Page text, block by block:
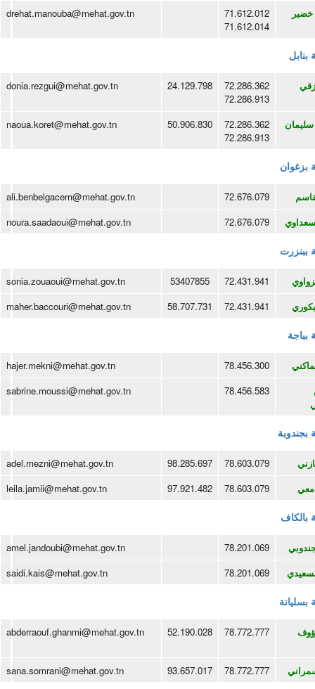
خضير
71.612.012
71.612.014
drehat.manouba@mehat.gov.tn
بنابل
72.286.362
72.286.913
24.129.798
donia.rezgui@mehat.gov.tn
72.286.362
72.286.913
50.906.830
naoua.koret@mehat.gov.tn
بزغوان
72.676.079
ali.benbelgacem@mehat.gov.tn
72.676.079
noura.saadaoui@mehat.gov.tn
ببنزرت
72.431.941
53407855
sonia.zouaoui@mehat.gov.tn
72.431.941
58.707.731
maher.baccouri@mehat.gov.tn
بباجة
78.456.300
hajer.mekni@mehat.gov.tn
78.456.583
sabrine.moussi@mehat.gov.tn
بجندوبة
78.603.079
98.285.697
adel.mezni@mehat.gov.tn
78.603.079
97.921.482
leila.jamii@mehat.gov.tn
بالكاف
78.201.069
amel.jandoubi@mehat.gov.tn
78.201.069
saidi.kais@mehat.gov.tn
بسليانة
78.772.777
52.190.028
abderraouf.ghanmi@mehat.gov.tn
78.772.777
93.657.017
sana.somrani@mehat.gov.tn